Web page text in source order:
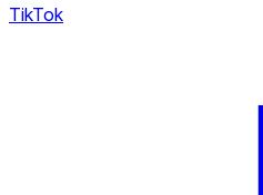
TikTok